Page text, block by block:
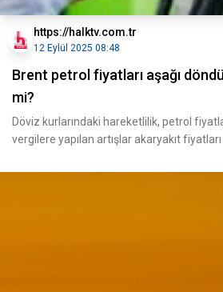
https://halktv.com.tr
12 Eylül 2025 08:48
Brent petrol fiyatları aşağı
mi?
Döviz kurlarındaki hareketlilik, petrol
vergilere yapılan artışlar akaryakıt fiyatları